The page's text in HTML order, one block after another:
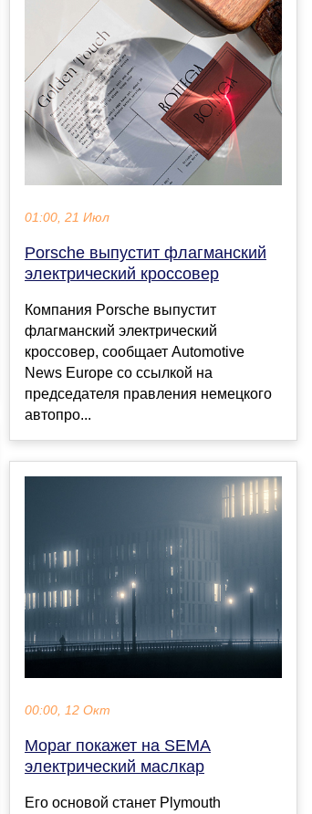
01:00, 21 Июл
Porsche выпустит флагманский
электрический кроссовер
Компания Porsche выпустит
флагманский электрический
кроссовер, сообщает Automotive
News Europe со ссылкой на
председателя правления немецкого
автопро...
00:00, 12 Окт
Mopar покажет на SEMA
электрический маслкар
Его основой станет Plymouth